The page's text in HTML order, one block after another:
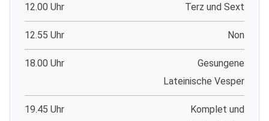
12.00 Uhr Terz und Sext
12.55 Uhr Non
18.00 Uhr
Gesungene
Lateinische Vesper
19.45 Uhr
Komplet und